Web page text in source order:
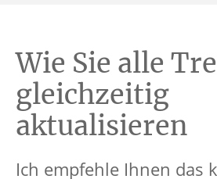
Wie Sie alle
gleichzeitig
aktualisieren
Ich empfehle Ihnen das